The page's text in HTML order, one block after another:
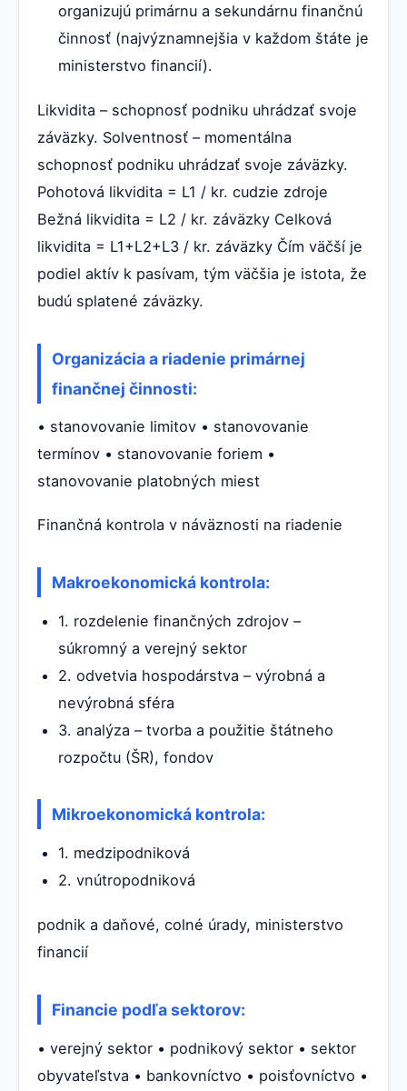
organizujú primárnu a sekundárnu finančnú
činnosť (najvýznamnejšia v každom štáte je
ministerstvo financií).
Likvidita – schopnosť podniku uhrádzať svoje
záväzky. Solventnosť – momentálna
schopnosť podniku uhrádzať svoje záväzky.
Pohotová likvidita = L1 / kr. cudzie zdroje
Bežná likvidita = L2 / kr. záväzky Celková
likvidita = L1+L2+L3 / kr. záväzky Čím väčší je
podiel aktív k pasívam, tým väčšia je istota, že
budú splatené záväzky.
Organizácia a riadenie primárnej
finančnej činnosti:
• stanovovanie limitov • stanovovanie
termínov • stanovovanie foriem •
stanovovanie platobných miest
Finančná kontrola v náväznosti na riadenie
Makroekonomická kontrola:
1. rozdelenie finančných zdrojov –
súkromný a verejný sektor
2. odvetvia hospodárstva – výrobná a
nevýrobná sféra
3. analýza – tvorba a použitie štátneho
rozpočtu (ŠR), fondov
Mikroekonomická kontrola:
1. medzipodniková
2. vnútropodniková
podnik a daňové, colné úrady, ministerstvo
financií
Financie podľa sektorov:
• verejný sektor • podnikový sektor • sektor
obyvateľstva • bankovníctvo • poisťovníctvo •